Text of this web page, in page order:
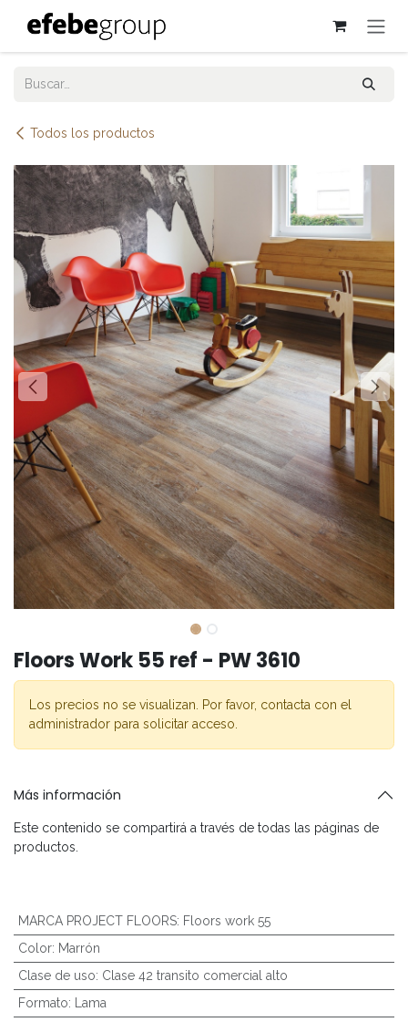
Ir al contenido
Todos los productos
Floors Work 55 ref - PW 3610
Los precios no se visualizan. Por favor, contacta con el
administrador para solicitar acceso.
Más información
Este contenido se compartirá a través de todas las páginas de
productos.
MARCA PROJECT FLOORS: Floors work 55
Color: Marrón
Clase de uso: Clase 42 transito comercial alto
Formato: Lama